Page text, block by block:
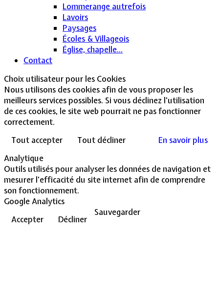
Lommerange autrefois
Lavoirs
Paysages
Écoles & Villageois
Église, chapelle...
Contact
Choix utilisateur pour les Cookies
Nous utilisons des cookies afin de vous proposer les
meilleurs services possibles. Si vous déclinez l'utilisation
de ces cookies, le site web pourrait ne pas fonctionner
correctement.
Tout accepter
Tout décliner
En savoir plus
Analytique
Outils utilisés pour analyser les données de navigation et
mesurer l'efficacité du site internet afin de comprendre
son fonctionnement.
Google Analytics
Accepter
Décliner
Sauvegarder